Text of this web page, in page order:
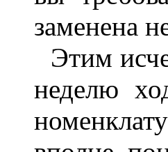
заменена
Этим
неделю